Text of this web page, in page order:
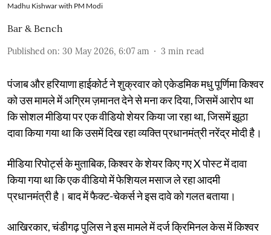
Madhu Kishwar with PM Modi
Bar & Bench
Published on: 30 May 2026, 6:07 am 3 min read
पंजाब और हरियाणा हाईकोर्ट ने शुक्रवार को एकेडमिक मधु पूर्णिमा किश्वर
को उस मामले में अग्रिम ज़मानत देने से मना कर दिया, जिसमें आरोप था
कि सोशल मीडिया पर एक वीडियो शेयर किया जा रहा था, जिसमें झूठा
दावा किया गया था कि उसमें दिख रहा व्यक्ति प्रधानमंत्री नरेंद्र मोदी है।
मीडिया रिपोर्ट्स के मुताबिक, किश्वर के शेयर किए गए X पोस्ट में दावा
किया गया था कि एक वीडियो में फेशियल मसाज ले रहा आदमी
प्रधानमंत्री है। बाद में फैक्ट-चेकर्स ने इस दावे को गलत बताया।
आखिरकार, चंडीगढ़ पुलिस ने इस मामले में दर्ज क्रिमिनल केस में किश्वर